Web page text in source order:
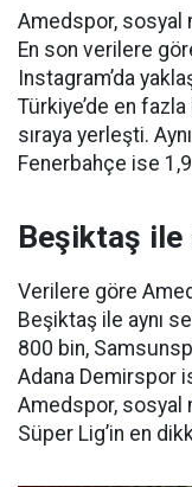
Amedspor, sosyal
En son verilere
Instagram’da
Türkiye’de en
sıraya yerleşti.
Fenerbahçe ise
Beşiktaş ile
Verilere göre
Beşiktaş ile aynı
800 bin,
Adana Demirspor
Amedspor, sosyal
Süper Lig’in en